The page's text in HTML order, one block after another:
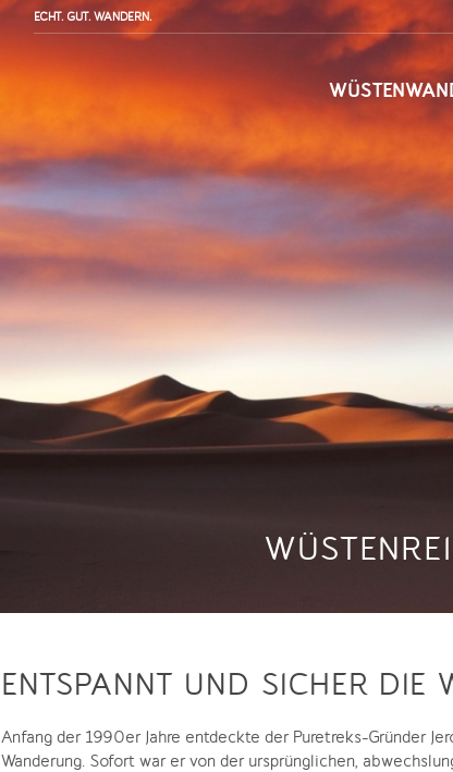
ECHT. GUT. WANDERN.
ENTSPANNT UND SICHER DIE
Anfang der 1990er Jahre entdeckte der Puretreks-Gründer
Wanderung. Sofort war er von der ursprünglichen,